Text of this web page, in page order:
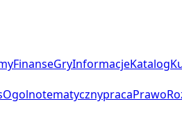
FinanseGryInformacjeKatalog
OgolnotematycznypracaPrawo